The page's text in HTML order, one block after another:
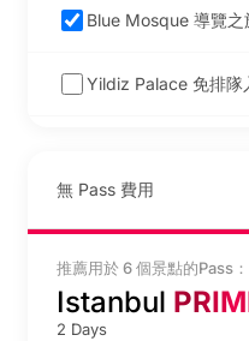
Blue Mosque 導覽之
Yildiz Palace 免排隊
Legends of Istanbul
Abud Efendi
無 Pass 費用
推薦用於 6 個景點的Pass：
Istanbul
2 Days